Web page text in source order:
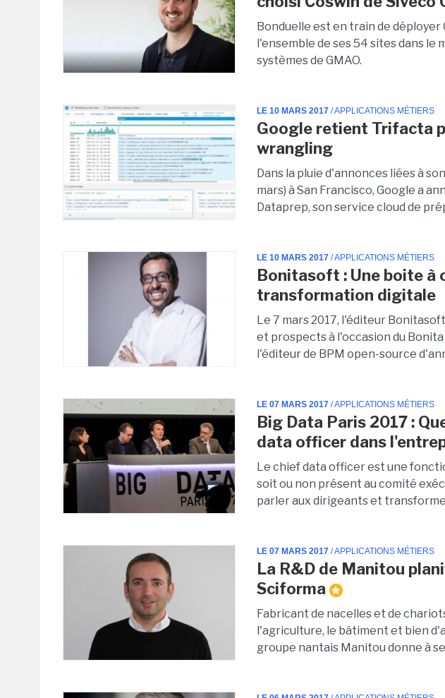
Bonduelle est en train de déployer
l'ensemble de ses 54 sites dans le
systèmes de GMAO.
LE 10 MARS 2017 / APPLICATIONS MÉTIERS
Google retient Trifacta
wrangling
Dans la pluie d'annonces liées à
mars) à San Francisco, Google a
Dataprep, son service cloud de
LE 10 MARS 2017 / APPLICATIONS MÉTIERS
Bonitasoft : Une boite à
transformation digitale
Le 7 mars 2017, l'éditeur
et prospects à l'occasion du Bonita
l'éditeur de BPM open-source
LE 07 MARS 2017 / APPLICATIONS MÉTIERS
Big Data Paris 2017 :
data officer dans
Le chief data officer est une
soit ou non présent au comité
parler aux dirigeants et
LE 07 MARS 2017 / APPLICATIONS MÉTIERS
La R&D de Manitou
Sciforma
Fabricant de nacelles et de
l'agriculture, le bâtiment et bien
groupe nantais Manitou donne à